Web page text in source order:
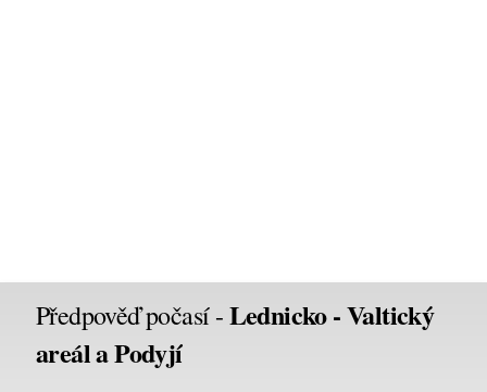
Předpověď počasí -Lednicko - Valtický
areál a Podyjí